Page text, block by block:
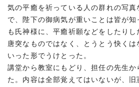
気の平癒を祈っている人の群れの写
で、陛下の御病気が重いことは皆が
も氏神様に、平癒祈願などをしたり
唐突なものではなく、とうとう快くは
いった形でうけとった。
講堂から教室にもどり、担任の先生か
た。内容は全部覚えてはいないが、